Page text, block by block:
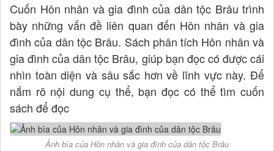
Cuốn Hôn nhân và gia đình của dân tộc Brâu trình
bày những vấn đề liên quan đến Hôn nhân và gia
đình của dân tộc Brâu. Sách phân tích Hôn nhân và
gia đình của dân tộc Brâu, giúp bạn đọc có được cái
nhìn toàn diện và sâu sắc hơn về lĩnh vực này. Để
nắm rõ nội dung cụ thể, bạn đọc có thể tìm cuốn
sách để đọc
Ảnh bìa của Hôn nhân và gia đình của dân tộc Brâu